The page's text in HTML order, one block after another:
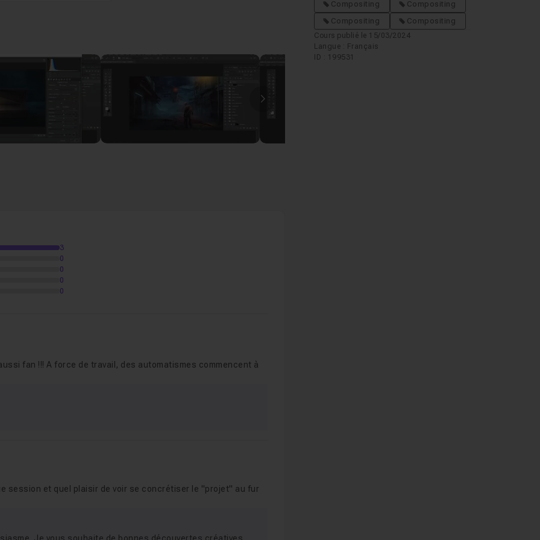
Photo Créative Avancée Atelier 26
de l'avant plan
retouches globales et conclusion
Créative Avancée Atelier 27
Créative Avancée Atelier 28
3
0
0
0
0
fan !!! A force de travail, des automatismes commencent à
session et quel plaisir de voir se concrétiser le "projet" au fur
Compositing
Compositing
Compositing
Compositing
Cours publié le 15/03/2024
Langue : Français
ID : 199531